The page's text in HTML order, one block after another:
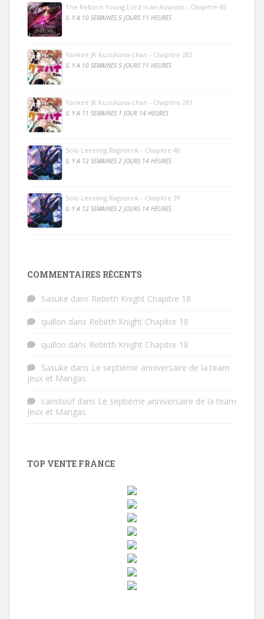
The Reborn Young Lord is an Assassin - Chapitre 45
IL Y A 10 SEMAINES 5 JOURS 11 HEURES
Yankee JK Kuzuhana-chan - Chapitre 282
IL Y A 10 SEMAINES 5 JOURS 11 HEURES
Yankee JK Kuzuhana-chan - Chapitre 281
IL Y A 11 SEMAINES 1 JOUR 14 HEURES
Solo Leveling Ragnarok - Chapitre 40
IL Y A 12 SEMAINES 2 JOURS 14 HEURES
Solo Leveling Ragnarok - Chapitre 39
IL Y A 12 SEMAINES 2 JOURS 14 HEURES
COMMENTAIRES RÉCENTS
Sasuke dans Rebirth Knight Chapitre 18
quillon dans Rebirth Knight Chapitre 18
quillon dans Rebirth Knight Chapitre 18
Sasuke dans Le septième anniversaire de la team
Jeux et Mangas
caristoufdans Le septième anniversaire de la team
Jeux et Mangas
TOP VENTE FRANCE